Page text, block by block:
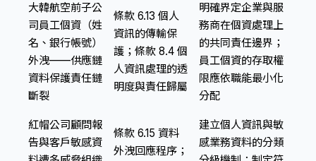
大韓航空前子公
司員工個資（姓
名、銀行帳號）
外洩——供應鏈
資料保護責任鏈
斷裂
條款 6.13 個人
資訊的傳輸保
護；條款 8.4 個
人資訊處理的透
明度與責任歸屬
明確界定企業與服
務商在個資處理上
的共同責任邊界；
員工個資的存取權
限應依職能最小化
分配
紅帽公司顧問報
告與客戶敏感資
條款 6.15 資料
外洩回應程序；
建立個人資訊與敏
感業務資料的分類